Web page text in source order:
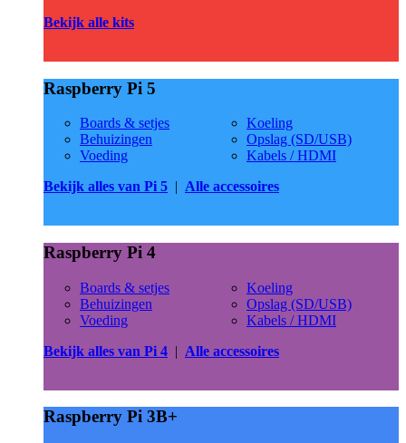
Bekijk alle kits
Raspberry Pi 5
Boards & setjes
Behuizingen
Voeding
Koeling
Opslag (SD/USB)
Kabels / HDMI
Bekijk alles van Pi 5 | Alle accessoires
Raspberry Pi 4
Boards & setjes
Behuizingen
Voeding
Koeling
Opslag (SD/USB)
Kabels / HDMI
Bekijk alles van Pi 4 | Alle accessoires
Raspberry Pi 3B+